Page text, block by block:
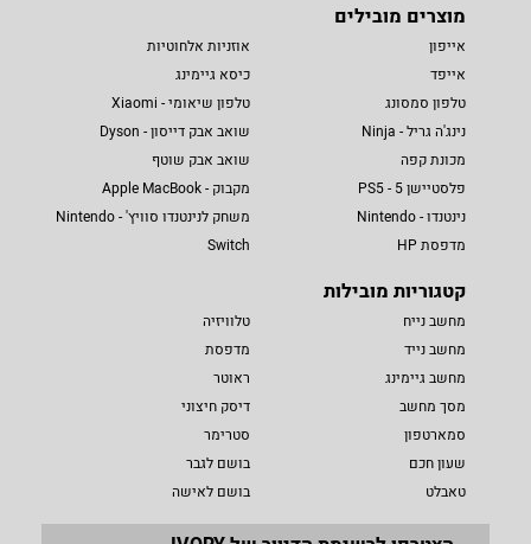
מוצרים מובילים
אייפון
אייפד
טלפון סמסונג
נינג'ה גריל - Ninja
מכונת קפה
פלסטיישן 5 - PS5
נינטנדו - Nintendo
מדפסת HP
אוזניות אלחוטיות
כיסא גיימינג
טלפון שיאומי - Xiaomi
שואב אבק דייסון - Dyson
שואב אבק שוטף
מקבוק - Apple MacBook
משחק לנינטנדו סוויץ' - Nintendo
Switch
קטגוריות מובילות
מחשב נייח
מחשב נייד
מחשב גיימינג
מסך מחשב
סמארטפון
שעון חכם
טאבלט
טלוויזיה
מדפסת
ראוטר
דיסק חיצוני
סטרימר
בושם לגבר
בושם לאישה